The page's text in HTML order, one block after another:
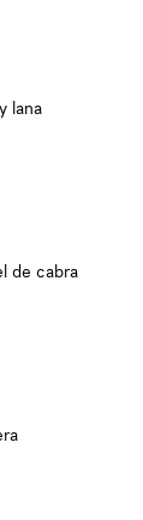
lana
de cabra